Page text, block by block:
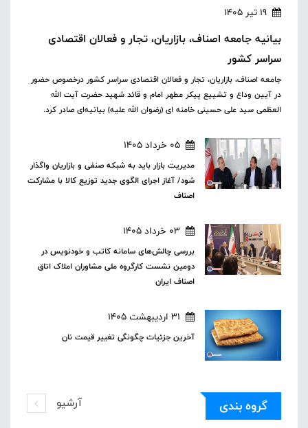
19 تیر 1405
بیانیه جامعه اصناف، بازاریان، تجار و فعالان اقتصادی
سراسر کشور
جامعه اصناف، بازاریان، تجار و فعالان اقتصادی سراسر کشور درخصوص حضور
در آیین وداع و تشییع پیکر مطهر امام و قائد شهید حضرت آیت الله
العظمی سید علی حسینی خامنه ای (رضوان الله علیه) بیانیه‌ای صادر کرد.
05 خرداد 1405
مدیریت بازار باید به شبکه صنفی و بازاریان واگذار
شود/ آغاز اجرای الگوی جدید توزیع کالا با مشارکت
اصناف
03 خرداد 1405
بررسی چالش‌های سامانه کاتب و خودنویس در
دومین نشست کارگروه ملی مشاوران املاک اتاق
اصناف ایران
31 اردیبهشت 1405
آخرین جزئیات چگونگی تغییر قیمت نان
گروه بندی آرشیو